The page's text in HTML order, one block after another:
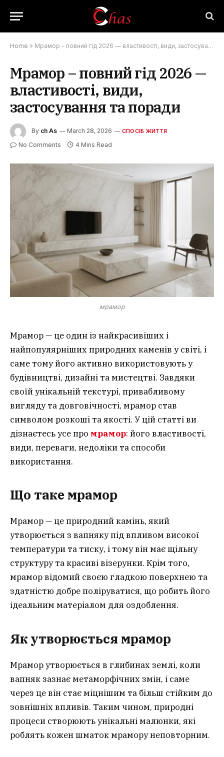
Home » Мрамор – повний гід 2026 — властивості, види, застосування та поради
Мрамор – повний гід 2026 —
властивості, види,
застосування та поради
By ch As March 28, 2026 СПОСІБ ЖИТТЯ
No Comments 4 Mins Read
мрамор
Мрамор — це один із найкрасивіших і
найпопулярніших природних каменів у світі, і
саме тому його активно використовують у
будівництві, дизайні та мистецтві. Завдяки
своїй унікальній текстурі, привабливому
вигляду та довговічності, мрамор став
символом розкоші та якості. У цій статті ви
дізнаєтесь усе про мрамор: його властивості,
види, переваги, недоліки та способи
використання.
Що таке мрамор
Мрамор — це природний камінь, який
утворюється з вапняку під впливом високої
температури та тиску, і тому він має щільну
структуру та красиві візерунки. Крім того,
мрамор відомий своєю гладкою поверхнею та
здатністю добре поліруватися, що робить його
ідеальним матеріалом для оздоблення.
Як утворюється мрамор
Мрамор утворюється в глибинах землі, коли
вапняк зазнає метаморфічних змін, і саме
через це він стає міцнішим та більш стійким до
зовнішніх впливів. Таким чином, природні
процеси створюють унікальні малюнки, які
роблять кожен шматок мрамору неповторним.